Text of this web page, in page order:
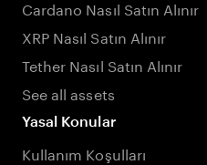
Cardano Nasıl Satın Alınır
XRP Nasıl Satın Alınır
Tether Nasıl Satın Alınır
See all assets
Yasal Konular
Kullanım Koşulları